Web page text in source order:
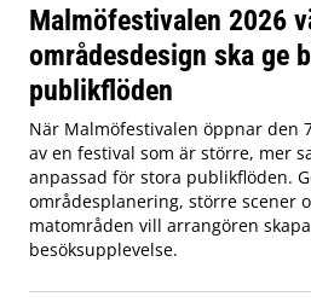
Malmöfestivalen 2026
områdesdesign ska ge
publikflöden
När Malmöfestivalen öppnar den
av en festival som är större, mer
anpassad för stora publikflöden.
områdesplanering, större scener
matområden vill arrangören
besöksupplevelse.